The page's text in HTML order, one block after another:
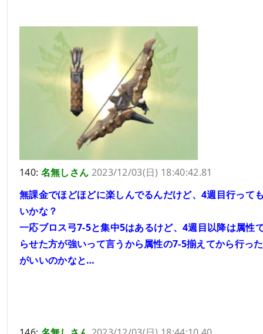
140: 名無しさん 2023/12/03(日) 18:40:42.81
無課金でほどほどに楽しんでるんだけど、4週目行って
いかな？
一応ブロス弓7-5と集中5はあるけど、4週目以降は属性
らせた方が強いって言うから属性の7-5揃えてから行っ
がいいのかなと…